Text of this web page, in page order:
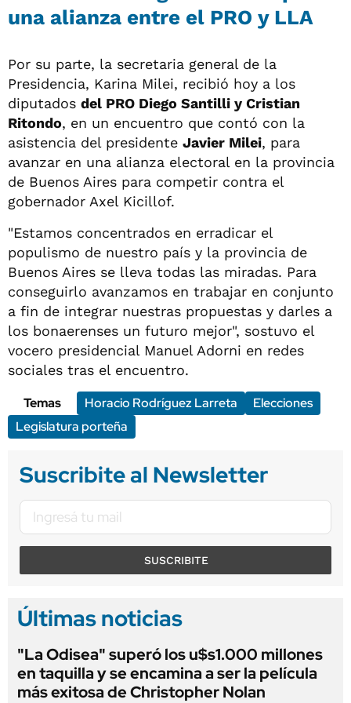
una alianza entre el PRO y LLA
Por su parte, la secretaria general de la
Presidencia, Karina Milei, recibió hoy a los
diputados del PRO Diego Santilli y Cristian
Ritondo, en un encuentro que contó con la
asistencia del presidente Javier Milei, para
avanzar en una alianza electoral en la provincia
de Buenos Aires para competir contra el
gobernador Axel Kicillof.
"Estamos concentrados en erradicar el
populismo de nuestro país y la provincia de
Buenos Aires se lleva todas las miradas. Para
conseguirlo avanzamos en trabajar en conjunto
a fin de integrar nuestras propuestas y darles a
los bonaerenses un futuro mejor", sostuvo el
vocero presidencial Manuel Adorni en redes
sociales tras el encuentro.
Temas
Horacio Rodríguez Larreta
Elecciones
Legislatura porteña
Suscribite al Newsletter
SUSCRIBITE
Últimas noticias
"La Odisea" superó los u$s1.000 millones
en taquilla y se encamina a ser la película
más exitosa de Christopher Nolan